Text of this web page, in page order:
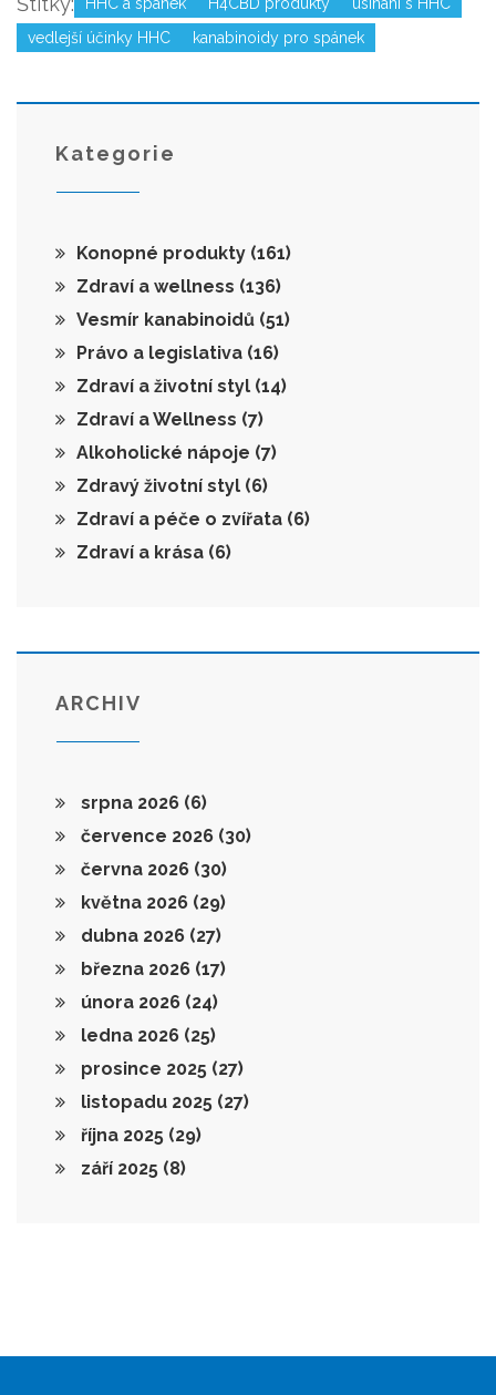
HHC a spánek H4CBD produkty
usínání s HHC
vedlejší účinky HHC
kanabinoidy pro spánek
Kategorie
Konopné produkty (161)
Zdraví a wellness (136)
Vesmír kanabinoidů (51)
Právo a legislativa (16)
Zdraví a životní styl (14)
Zdraví a Wellness (7)
Alkoholické nápoje (7)
Zdravý životní styl (6)
Zdraví a péče o zvířata (6)
Zdraví a krása (6)
ARCHIV
srpna 2026 (6)
července 2026 (30)
června 2026 (30)
května 2026 (29)
dubna 2026 (27)
března 2026 (17)
února 2026 (24)
ledna 2026 (25)
prosince 2025 (27)
listopadu 2025 (27)
října 2025 (29)
září 2025 (8)